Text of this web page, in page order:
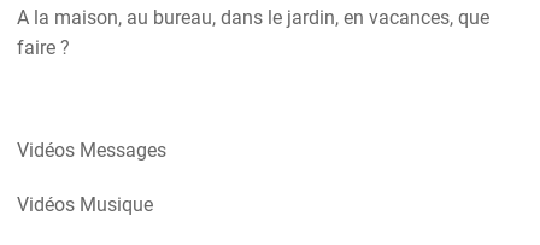
A la maison, au bureau, dans le jardin, en vacances, que
faire ?
Vidéos Messages
Vidéos Musique